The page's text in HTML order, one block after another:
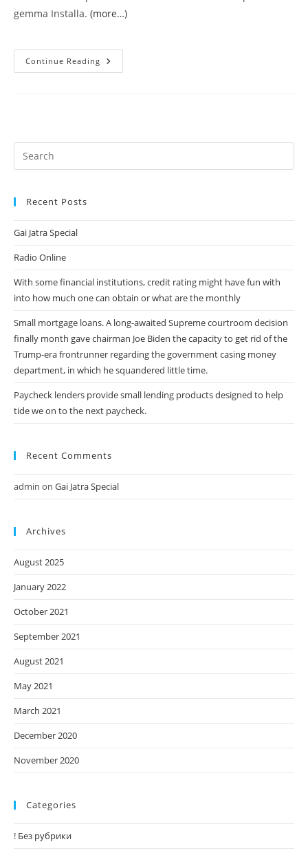
gemma Installa. (more…)
Continue Reading Mezzo
Funziona
Riscontro
Recent Posts
Gai Jatra Special
Radio Online
With some financial institutions, credit rating might have fun with
into how much one can obtain or what are the monthly
Small mortgage loans. A long-awaited Supreme courtroom decision
finally month gave chairman Joe Biden the capacity to get rid of the
Trump-era frontrunner regarding the government casing money
department, in which he squandered little time.
Paycheck lenders provide small lending products designed to help
tide we on to the next paycheck.
Recent Comments
admin on Gai Jatra Special
Archives
August 2025
January 2022
October 2021
September 2021
August 2021
May 2021
March 2021
December 2020
November 2020
Categories
! Без рубрики